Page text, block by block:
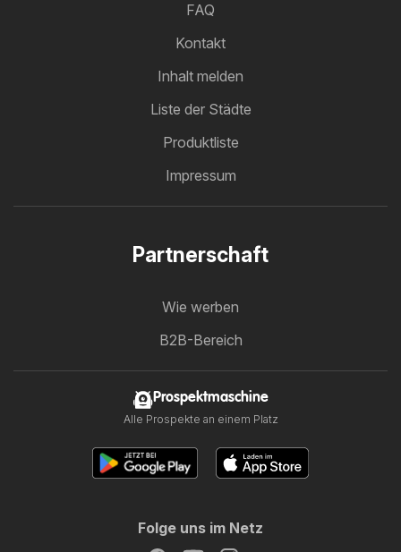
FAQ
Kontakt
Inhalt melden
Liste der Städte
Produktliste
Impressum
Partnerschaft
Wie werben
B2B-Bereich
Prospektmaschine
Alle Prospekte an einem Platz
Folge uns im Netz